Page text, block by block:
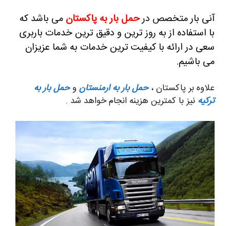
آنی بار متخصص درحمل بار به پاکستان می باشد که
با استفاده از به روز ترین و دقیق ترین خدمات باربری
سعی در ارائه با کیفیت ترین خدمات به شما عزیزان
می باشیم.
علاوه بر پاکستان ،حمل بار به ارمنستانوحمل بار به
ترکیه نیز با کمترین هزینه انجام خواهد شد .